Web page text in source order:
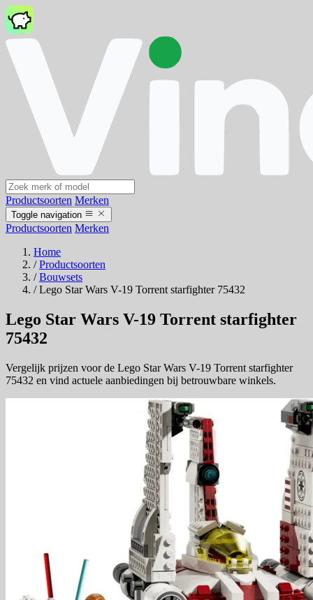
Productsoorten Merken
Toggle navigation
Productsoorten Merken
Home
/ Productsoorten
/ Bouwsets
/ Lego Star Wars V-19 Torrent starfighter 75432
Lego Star Wars V-19 Torrent starfighter
75432
Vergelijk prijzen voor de Lego Star Wars V-19 Torrent starfighter
75432 en vind actuele aanbiedingen bij betrouwbare winkels.